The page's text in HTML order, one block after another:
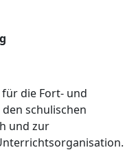
die Fort- und
schulischen
und zur